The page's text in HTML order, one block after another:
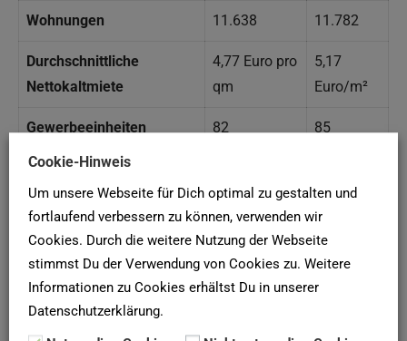
Wohnungen 11.638 11.782
Durchschnittliche
Nettokaltmiete
4,77 Euro pro
qm
5,17
Euro/m²
Gewerbeeinheiten 82 85
Kfz-Stellplätze
Eigenkapitalquote 18,8 %
Leerstandsquote n.A. 0,11 %
Anzahl der Mitarbeiter 119 137
Cookie-Hinweis
Um unsere Webseite für Dich optimal zu gestalten und
fortlaufend verbessern zu können, verwenden wir
Cookies. Durch die weitere Nutzung der Webseite
stimmst Du der Verwendung von Cookies zu. Weitere
Informationen zu Cookies erhältst Du in unserer
Datenschutzerklärung.